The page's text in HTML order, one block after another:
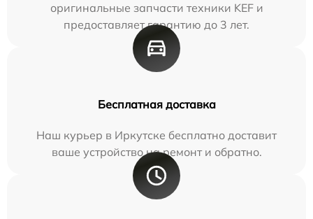
оригинальные запчасти техники KEF и
предоставляет гарантию до 3 лет.
Бесплатная доставка
Наш курьер в Иркутске бесплатно доставит
ваше устройство на ремонт и обратно.